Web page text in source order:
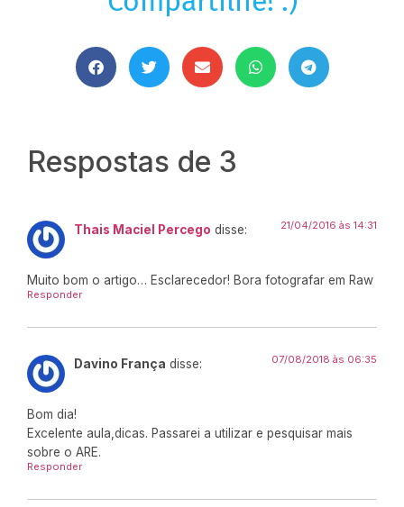
Respostas de 3
Thais Maciel Percego disse: 21/04/2016 às 14:31
Muito bom o artigo… Esclarecedor! Bora fotografar em Raw
Responder
Davino França disse: 07/08/2018 às 06:35
Bom dia!
Excelente aula,dicas. Passarei a utilizar e pesquisar mais
sobre o ARE.
Responder